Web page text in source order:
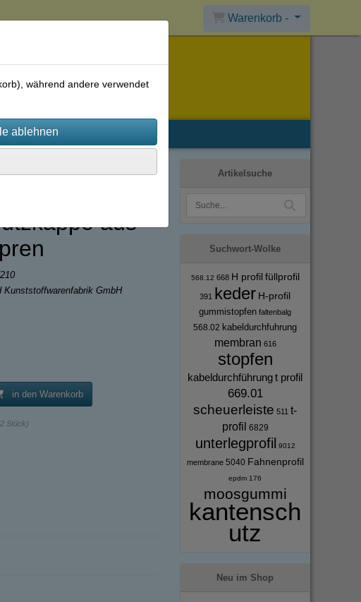
Warenkorb -
aus
Kunststoffwarenfabrik GmbH
in den Warenkorb
Stück)
Artikelsuche
Suchwort-Wolke
568.12 668 H profil füllprofil
391 keder H-profil
gummistopfen faltenbalg
568.02 kabeldurchfuhrung
membran 616
stopfen
kabeldurchführungt profil
669.01
scheuerleiste 511 t-
profil 6829
unterlegprofil 9012
membrane 5040 Fahnenprofil
epdm 176
moosgummi
kantensch
utz
Neu im Shop
während andere verwendet